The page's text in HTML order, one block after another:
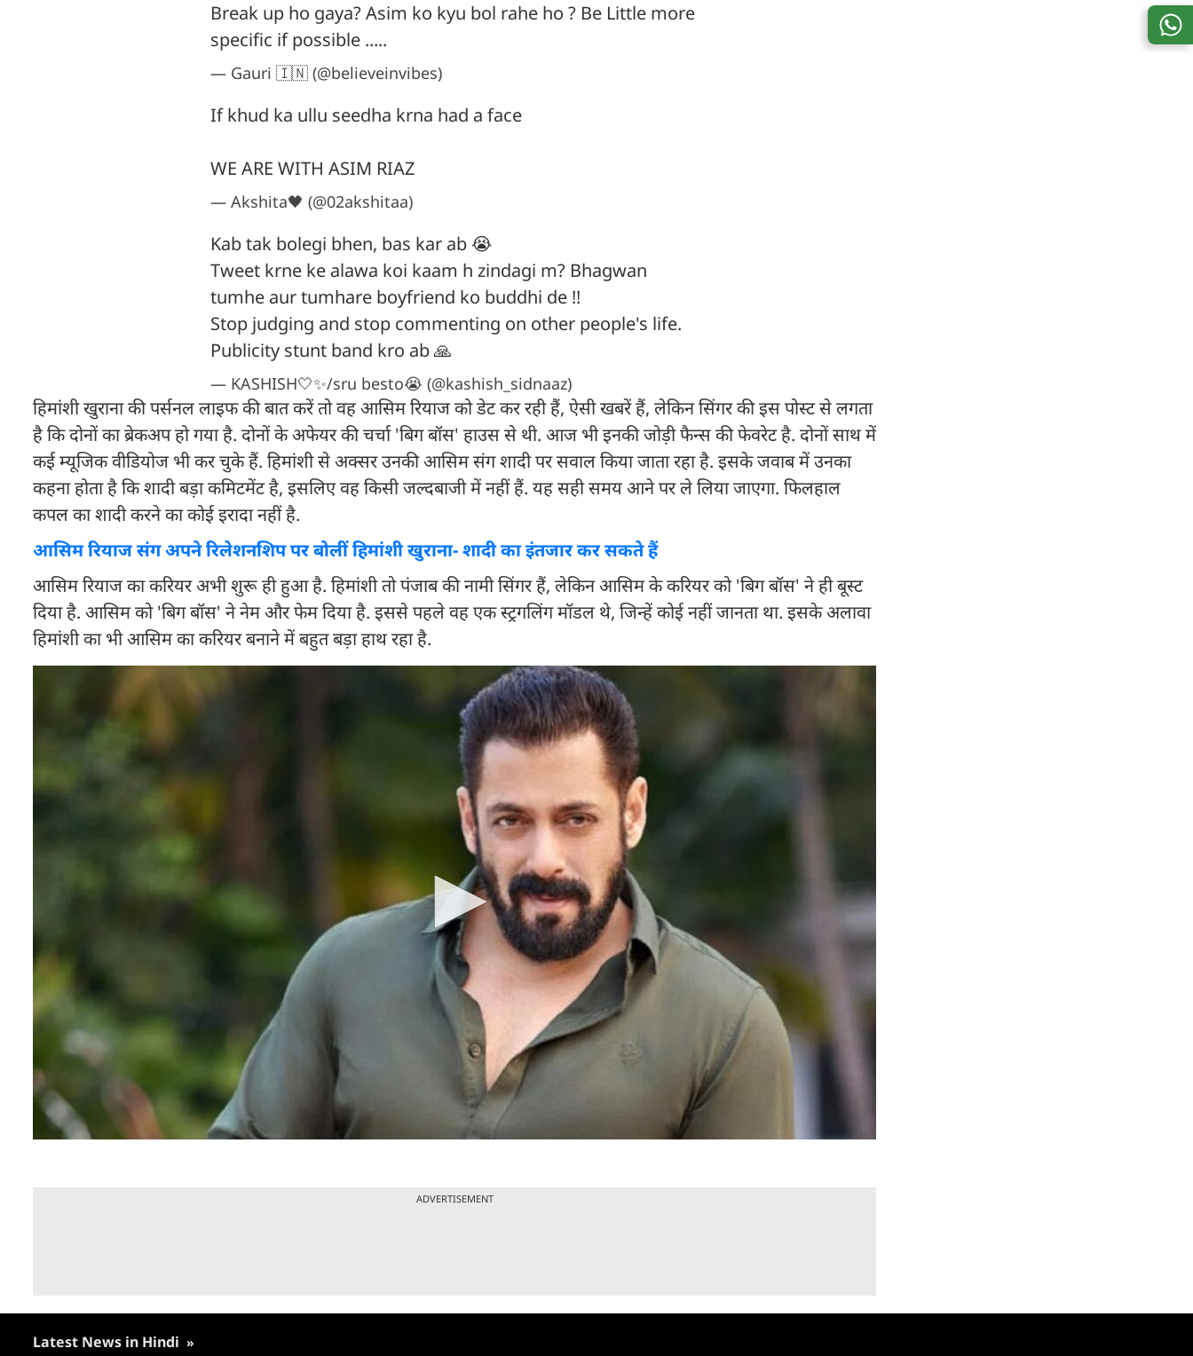
Break up ho gaya? Asim ko kyu bol rahe ho ? Be Little more
specific if possible .....
— Gauri 🇮🇳 (@believeinvibes)
If khud ka ullu seedha krna had a face
WE ARE WITH ASIM RIAZ
— Akshita🖤 (@02akshitaa)
Kab tak bolegi bhen, bas kar ab 😭
Tweet krne ke alawa koi kaam h zindagi m? Bhagwan
tumhe aur tumhare boyfriend ko buddhi de !!
Stop judging and stop commenting on other people's life.
Publicity stunt band kro ab 🙏
— KASHISH🤍✨/sru besto😭 (@kashish_sidnaaz)
हिमांशी खुराना की पर्सनल लाइफ की बात करें तो वह आसिम रियाज को डेट कर रही हैं, ऐसी खबरें हैं, लेकिन सिंगर की इस पोस्ट से लगता
है कि दोनों का ब्रेकअप हो गया है. दोनों के अफेयर की चर्चा 'बिग बॉस' हाउस से थी. आज भी इनकी जोड़ी फैन्स की फेवरेट है. दोनों साथ में
कई म्यूजिक वीडियोज भी कर चुके हैं. हिमांशी से अक्सर उनकी आसिम संग शादी पर सवाल किया जाता रहा है. इसके जवाब में उनका
कहना होता है कि शादी बड़ा कमिटमेंट है, इसलिए वह किसी जल्दबाजी में नहीं हैं. यह सही समय आने पर ले लिया जाएगा. फिलहाल
कपल का शादी करने का कोई इरादा नहीं है.
आसिम रियाज संग अपने रिलेशनशिप पर बोलीं हिमांशी खुराना- शादी का इंतजार कर सकते हैं
आसिम रियाज का करियर अभी शुरू ही हुआ है. हिमांशी तो पंजाब की नामी सिंगर हैं, लेकिन आसिम के करियर को 'बिग बॉस' ने ही बूस्ट
दिया है. आसिम को 'बिग बॉस' ने नेम और फेम दिया है. इससे पहले वह एक स्ट्रगलिंग मॉडल थे, जिन्हें कोई नहीं जानता था. इसके अलावा
हिमांशी का भी आसिम का करियर बनाने में बहुत बड़ा हाथ रहा है.
ADVERTISEMENT
Latest News in Hindi »